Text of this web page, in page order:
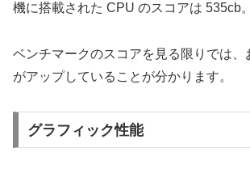
機に搭載された CPU のスコアは 535cb。
ベンチマークのスコアを見る限りでは、
がアップしていることが分かります。
グラフィック性能